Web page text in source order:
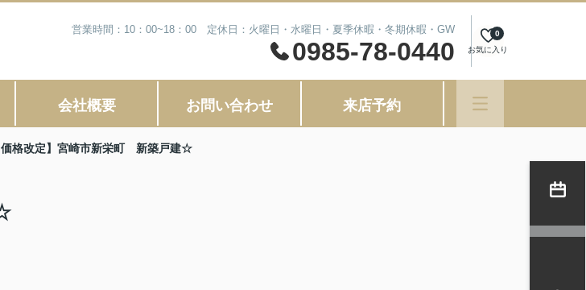
営業時間：10：00~18：00 定休日：火曜日・水曜日・夏季休暇・冬期休暇・GW
0985-78-0440 お気に入り
0
会社概要 お問い合わせ 来店予約
格改定】宮崎市新栄町 新築戸建☆